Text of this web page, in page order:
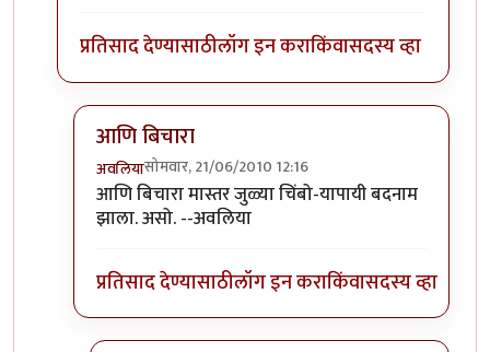
प्रतिसाद देण्यासाठीलॉग इन कराकिंवासदस्य व्हा
आणि बिचारा
अवलियासोमवार, 21/06/2010 12:16
In reply to>>मिपावरbyअवलिया
आणि बिचारा मास्तर जुळ्या चिंबो-यापायी बदनाम
झाला. असो. --अवलिया
प्रतिसाद देण्यासाठीलॉग इन कराकिंवासदस्य व्हा